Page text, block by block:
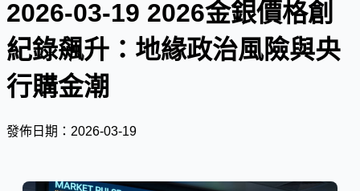
2026-03-19 2026金銀價格創
紀錄飆升：地緣政治風險與央
行購金潮
發佈日期：2026-03-19